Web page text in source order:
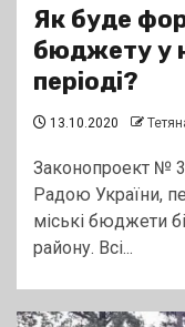
Як буде
бюджету у
періоді?
13.10.2020
Законопроект №
Радою України,
міські бюджети
району. Всі...